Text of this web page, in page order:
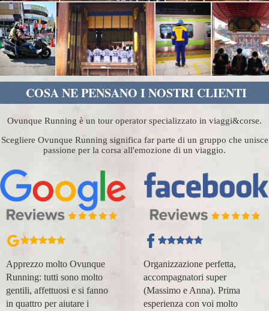
COSA NE PENSANO I NOSTRI CLIENTI
Ovunque Running è un tour operator specializzato in viaggi&corse.
Scegliere Ovunque Running significa far parte di un gruppo che unisce
passione per la corsa all'emozione di un viaggio.
Apprezzo molto Ovunque
Running: tutti sono molto
gentili, affettuosi e si fanno
in quattro per aiutare i
Organizzazione perfetta,
accompagnatori super
(Massimo e Anna). Prima
esperienza con voi molto